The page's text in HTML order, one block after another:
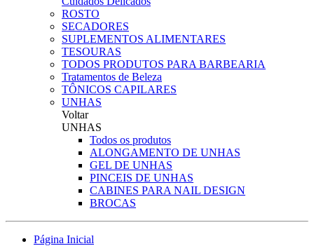
ROSTO
SECADORES
SUPLEMENTOS ALIMENTARES
TESOURAS
TODOS PRODUTOS PARA BARBEARIA
Tratamentos de Beleza
TÔNICOS CAPILARES
UNHAS
Voltar
UNHAS
Todos os produtos
ALONGAMENTO DE UNHAS
GEL DE UNHAS
PINCEIS DE UNHAS
CABINES PARA NAIL DESIGN
BROCAS
Página Inicial